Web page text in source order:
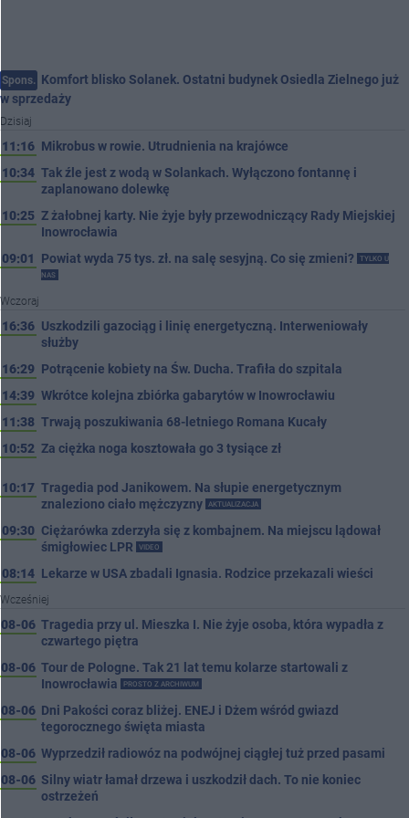
Spons. Komfort blisko Solanek. Ostatni budynek Osiedla Zielnego już
w sprzedaży
Dzisiaj
11:16 Mikrobus w rowie. Utrudnienia na krajówce
10:34 Tak źle jest z wodą w Solankach. Wyłączono fontannę i
zaplanowano dolewkę
10:25 Z żałobnej karty. Nie żyje były przewodniczący Rady Miejskiej
Inowrocławia
09:01
Powiat wyda 75 tys. zł. na salę sesyjną. Co się zmieni?
TYLKO U
NAS
Wczoraj
16:36 Uszkodzili gazociąg i linię energetyczną. Interweniowały
służby
16:29 Potrącenie kobiety na Św. Ducha. Trafiła do szpitala
14:39 Wkrótce kolejna zbiórka gabarytów w Inowrocławiu
11:38 Trwają poszukiwania 68-letniego Romana Kucały
10:52 Za ciężka noga kosztowała go 3 tysiące zł
10:17 Tragedia pod Janikowem. Na słupie energetycznym
znaleziono ciało mężczyzny
AKTUALIZACJA
09:30 Ciężarówka zderzyła się z kombajnem. Na miejscu lądował
śmigłowiec LPR
VIDEO
08:14 Lekarze w USA zbadali Ignasia. Rodzice przekazali wieści
Wcześniej
08-06 Tragedia przy ul. Mieszka I. Nie żyje osoba, która wypadła z
czwartego piętra
08-06 Tour de Pologne. Tak 21 lat temu kolarze startowali z
Inowrocławia
PROSTO Z ARCHIWUM
08-06 Dni Pakości coraz bliżej. ENEJ i Dżem wśród gwiazd
tegorocznego święta miasta
08-06 Wyprzedził radiowóz na podwójnej ciągłej tuż przed pasami
08-06 Silny wiatr łamał drzewa i uszkodził dach. To nie koniec
ostrzeżeń